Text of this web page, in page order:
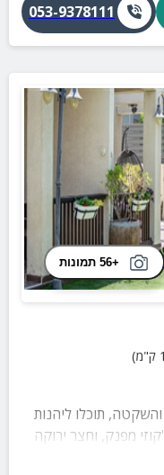
053-9378111
+56 תמונות
תוכלו ליהנות
מפנק, וחצר ירוקה
היא כניסה פרטית עם